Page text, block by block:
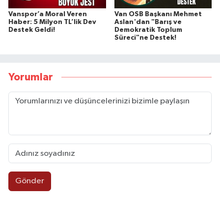
Vanspor’a Moral Veren
Haber: 5 Milyon TL’lik Dev
Destek Geldi!
Van OSB Başkanı Mehmet
Aslan'dan "Barış ve
Demokratik Toplum
Süreci"ne Destek!
Yorumlar
Gönder